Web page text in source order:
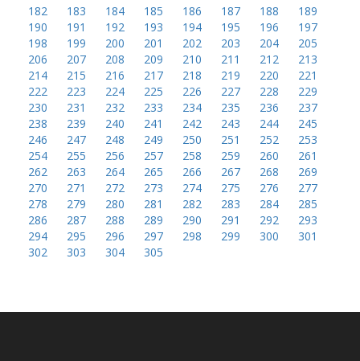
182
183 184 185 186 187 188
189
190
191 192 193 194 195 196
197
198
199 200 201 202 203 204
205
206
207 208 209 210 211 212
213
214
215 216 217 218 219 220
221
222
223 224 225 226 227 228
229
230
231 232 233 234 235 236
237
238
239 240 241 242 243 244
245
246
247 248 249 250 251 252
253
254
255 256 257 258 259 260
261
262
263 264 265 266 267 268
269
270
271 272 273 274 275 276
277
278
279 280 281 282 283 284
285
286
287 288 289 290 291 292
293
294
295 296 297 298 299 300
301
302
303 304 305